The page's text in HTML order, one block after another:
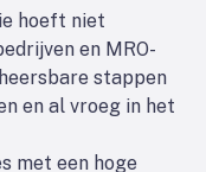
hoeft niet
en MRO-
stappen
en al vroeg in het
met een hoge